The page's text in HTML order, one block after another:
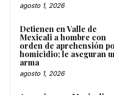
agosto 1, 2026
Detienen en Valle de
Mexicali a hombre con
orden de aprehensión
homicidio; le aseguran
arma
agosto 1, 2026